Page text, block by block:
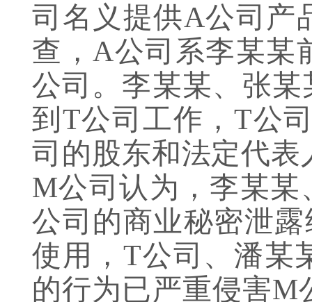
司名义提供A公司产
查，A公司系李某某
公司。李某某、张
到T公司工作，T公
司的股东和法定代
M公司认为，李某
公司的商业秘密泄
使用，T公司、潘某
的行为已严重侵害M